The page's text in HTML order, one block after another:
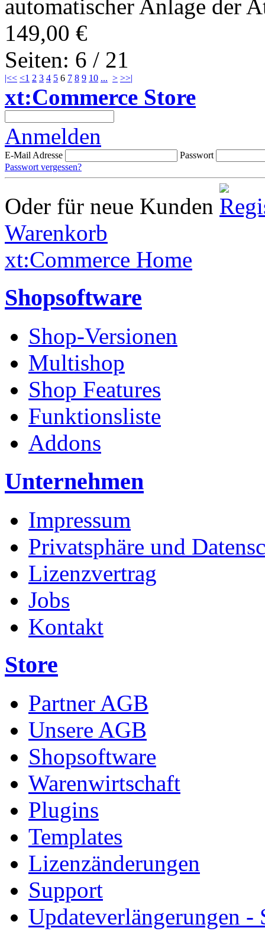
automatischer Anlage der
149,00 €
Seiten: 6 / 21
|<< <1 2 3 4 5 6 7 8 9 10 ... > >>|
xt:Commerce Store
Anmelden
E-Mail Adresse
Passwort
Passwort vergessen?
Oder für neue Kunden
Warenkorb
xt:Commerce Home
Shopsoftware
Shop-Versionen
Multishop
Shop Features
Funktionsliste
Addons
Unternehmen
Impressum
Privatsphäre und
Lizenzvertrag
Jobs
Kontakt
Store
Partner AGB
Unsere AGB
Shopsoftware
Warenwirtschaft
Plugins
Templates
Lizenzänderungen
Support
Updateverlängerungen -